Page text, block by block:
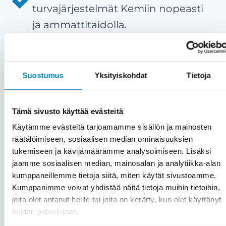
Suostumus Yksityiskohdat Tietoja
Tämä sivusto käyttää evästeitä
Käytämme evästeitä tarjoamamme sisällön ja mainosten
räätälöimiseen, sosiaalisen median ominaisuuksien
tukemiseen ja kävijämäärämme analysoimiseen. Lisäksi
jaamme sosiaalisen median, mainosalan ja analytiikka-alan
kumppaneillemme tietoja siitä, miten käytät sivustoamme.
Kumppanimme voivat yhdistää näitä tietoja muihin tietoihin,
joita olet antanut heille tai joita on kerätty, kun olet käyttänyt
heidän palvelujaan.
turvajärjestelmät Kemiin nopeasti
ja ammattitaidolla.
Tyytyväiset asiakkaat ovat meille
– Meille asiakas on
aina etusijalla. Emme myy väkisin,
vaan vain aitoon tarpeeseen.
Asiakastyytyväisyytemme on yli 90
Kattavat palvelut saman katon
alta– Kiinteistön turvajärjestelmien
lisäksi saat meiltä kätevästi saman
katon alta muutkin huolto- ja
asennuspalvelut, kuten
automaatio